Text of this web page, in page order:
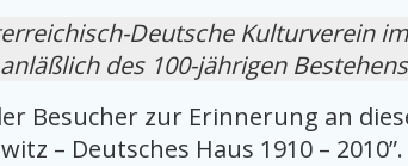
Deutsche Kulturverein
des 100-jährigen
Besucher zur Erinnerung an
– Deutsches Haus 1910 – 2010”.